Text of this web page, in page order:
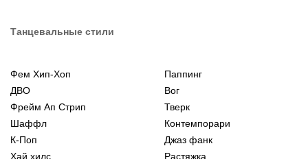
Танцевальные стили
Фем Хип-Хоп
ДВО
Фрейм Ап Стрип
Шаффл
К-Поп
Хай хилс
Паппинг
Вог
Тверк
Контемпорари
Джаз фанк
Растяжка